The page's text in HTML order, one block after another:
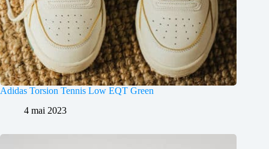
Adidas Torsion Tennis Low EQT Green
4 mai 2023